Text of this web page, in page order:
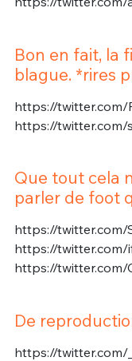
Bon en fait, la
blague. *rires
https://twitter.com/
https://twitter.com/
Que tout cela
parler de foot
https://twitter.com/
https://twitter.com/
https://twitter.com/
De
https://twitter.com/